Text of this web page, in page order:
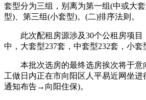
套型分为三组，别离为第一组(中或大
型)、第三组(小套型)。(二)排序法则。
此次配租房源涉及30个公租房项目
中，大套型237套，中套型232套，小套
本批次选房的最终选房挨次将于意
工做日内正在市向阳区人平易近网坐
通知布告→向阳住保)。